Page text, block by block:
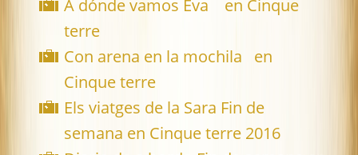
A dónde vamos Eva en Cinque
terre
Con arena en la mochila en
Cinque terre
Els viatges de la Sara Fin de
semana en Cinque terre 2016